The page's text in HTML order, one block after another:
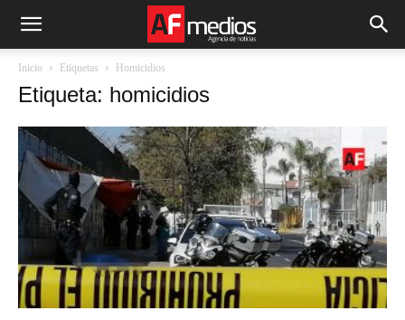
Inicio Etiquetas Homicidios
Etiqueta: homicidios